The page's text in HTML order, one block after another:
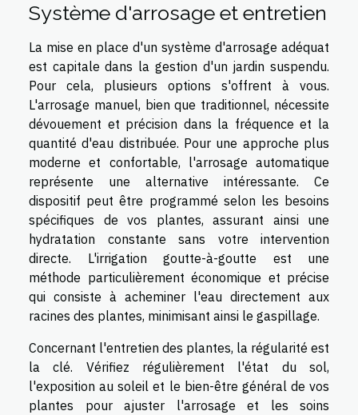
Système d'arrosage et entretien
La mise en place d'un système d'arrosage adéquat
est capitale dans la gestion d'un jardin suspendu.
Pour cela, plusieurs options s'offrent à vous.
L'arrosage manuel, bien que traditionnel, nécessite
dévouement et précision dans la fréquence et la
quantité d'eau distribuée. Pour une approche plus
moderne et confortable, l'arrosage automatique
représente une alternative intéressante. Ce
dispositif peut être programmé selon les besoins
spécifiques de vos plantes, assurant ainsi une
hydratation constante sans votre intervention
directe. L'irrigation goutte-à-goutte est une
méthode particulièrement économique et précise
qui consiste à acheminer l'eau directement aux
racines des plantes, minimisant ainsi le gaspillage.
Concernant l'entretien des plantes, la régularité est
la clé. Vérifiez régulièrement l'état du sol,
l'exposition au soleil et le bien-être général de vos
plantes pour ajuster l'arrosage et les soins